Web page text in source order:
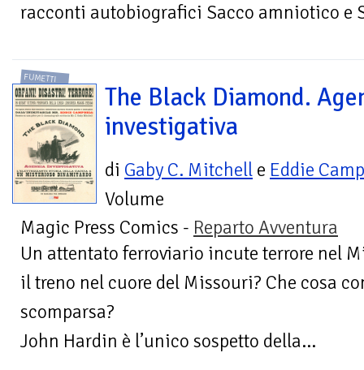
racconti autobiografici Sacco amniotico e
FUMETTI
The Black Diamond.
investigativa
di Gaby C. Mitchell e Eddie
Volume
Magic Press Comics - Reparto Avventura
Un attentato ferroviario incute terrore nel
il treno nel cuore del Missouri? Che cosa
scomparsa?
John Hardin è l’unico sospetto della...